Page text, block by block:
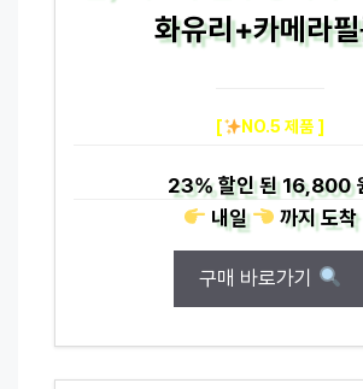
화유리+카메라
[ NO.5 제품 ]
23%할인 된16,800
내일
까지도착
구매 바로가기